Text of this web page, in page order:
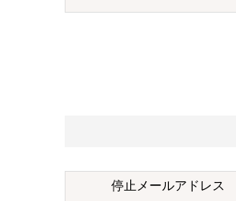
停止メールアドレス